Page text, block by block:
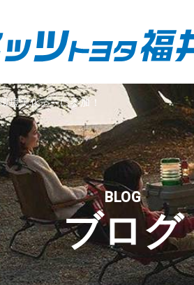
境美化デーに参加！
BLOG
ブログ